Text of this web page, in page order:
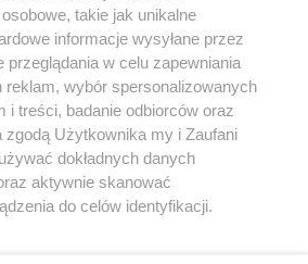
Instagram Youtube
takie jak unikalne
informacje wysyłane przez
przeglądania w celu zapewniania
reklam, wybór spersonalizowanych
i treści, badanie odbiorców oraz
zgodą Użytkownika my i Zaufani
dokładnych danych
aktywnie skanować
do celów identyfikacji.